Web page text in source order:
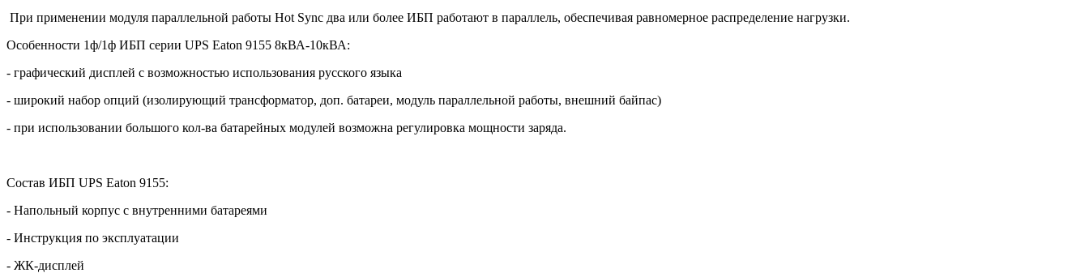
При применении модуля параллельной работы Hot Sync два или более ИБП работают в параллель, обеспечивая равномерное распределение нагрузки.
Особенности 1ф/1ф ИБП серии UPS Eaton 9155 8кВА-10кВА:
- графический дисплей с возможностью использования русского языка
- широкий набор опций (изолирующий трансформатор, доп. батареи, модуль параллельной работы, внешний байпас)
- при использовании большого кол-ва батарейных модулей возможна регулировка мощности заряда.
Состав ИБП UPS Eaton 9155:
- Напольный корпус с внутренними батареями
- Инструкция по эксплуатации
- ЖК-дисплей